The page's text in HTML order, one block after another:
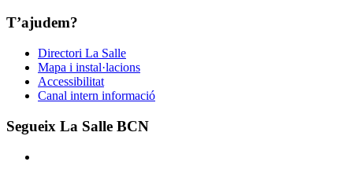
T’ajudem?
Directori La Salle
Mapa i instal·lacions
Accessibilitat
Canal intern informació
Segueix La Salle BCN